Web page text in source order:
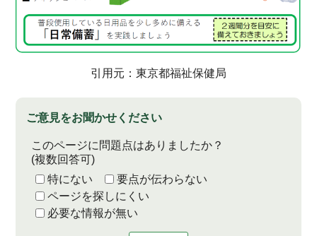
引用元：東京都福祉保健局
ご意見をお聞かせください
このページに問題点はありましたか？
(複数回答可)
特にない
要点が伝わらない
ページを探しにくい
必要な情報が無い